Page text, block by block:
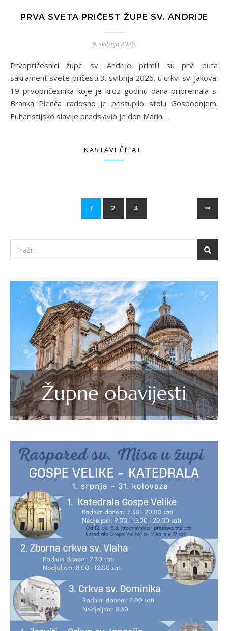
PRVA SVETA PRIČEST ŽUPE SV. ANDRIJE
9. svibnja 2026.
Prvopričesnici župe sv. Andrije primili su prvi puta
sakrament svete pričesti 3. svibnja 2026. u crkvi sv. Jakova.
19 prvopričesnika koje je kroz godinu dana pripremala s.
Branka Plenča radosno je pristupilo stolu Gospodnjem.
Euharistijsko slavlje predslavio je don Marin…
NASTAVI ČITATI
1 2 3